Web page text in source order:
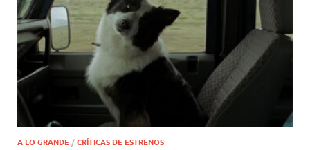
A LO GRANDE / CRÍTICAS DE ESTRENOS